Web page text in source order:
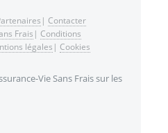
| Contacter
Frais | Conditions
légales | Cookies
Vie Sans Frais sur les